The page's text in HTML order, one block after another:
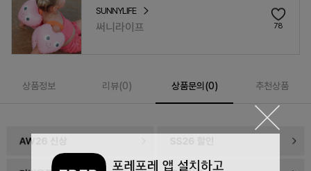
SUNNYLIFE
써니라이프 78
상품정보 리뷰(0) 상품문의(0) 추천상품